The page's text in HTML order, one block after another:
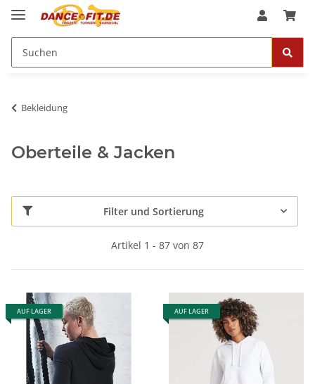
Bekleidung
Oberteile & Jacken
Filter und Sortierung
Artikel 1 - 87 von 87
AUF LAGER AUF LAGER